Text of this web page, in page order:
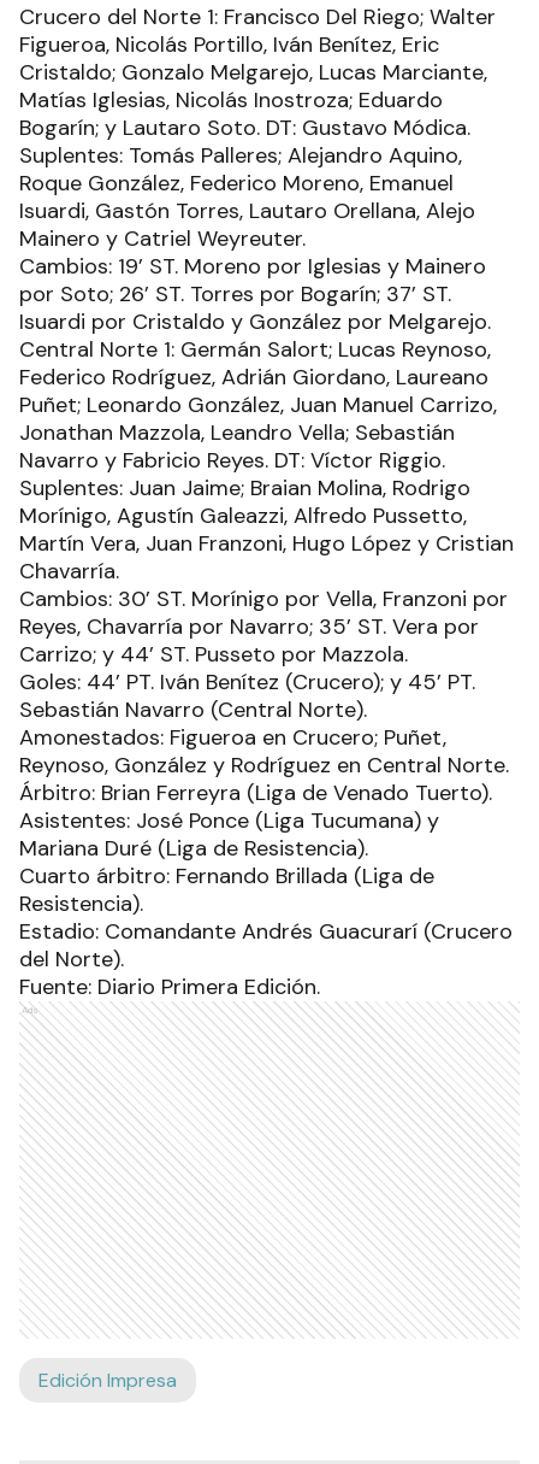
Crucero del Norte 1: Francisco Del Riego; Walter
Figueroa, Nicolás Portillo, Iván Benítez, Eric
Cristaldo; Gonzalo Melgarejo, Lucas Marciante,
Matías Iglesias, Nicolás Inostroza; Eduardo
Bogarín; y Lautaro Soto. DT: Gustavo Módica.
Suplentes: Tomás Palleres; Alejandro Aquino,
Roque González, Federico Moreno, Emanuel
Isuardi, Gastón Torres, Lautaro Orellana, Alejo
Mainero y Catriel Weyreuter.
Cambios: 19’ ST. Moreno por Iglesias y Mainero
por Soto; 26’ ST. Torres por Bogarín; 37’ ST.
Isuardi por Cristaldo y González por Melgarejo.
Central Norte 1: Germán Salort; Lucas Reynoso,
Federico Rodríguez, Adrián Giordano, Laureano
Puñet; Leonardo González, Juan Manuel Carrizo,
Jonathan Mazzola, Leandro Vella; Sebastián
Navarro y Fabricio Reyes. DT: Víctor Riggio.
Suplentes: Juan Jaime; Braian Molina, Rodrigo
Morínigo, Agustín Galeazzi, Alfredo Pussetto,
Martín Vera, Juan Franzoni, Hugo López y Cristian
Chavarría.
Cambios: 30’ ST. Morínigo por Vella, Franzoni por
Reyes, Chavarría por Navarro; 35’ ST. Vera por
Carrizo; y 44’ ST. Pusseto por Mazzola.
Goles: 44’ PT. Iván Benítez (Crucero); y 45’ PT.
Sebastián Navarro (Central Norte).
Amonestados: Figueroa en Crucero; Puñet,
Reynoso, González y Rodríguez en Central Norte.
Árbitro: Brian Ferreyra (Liga de Venado Tuerto).
Asistentes: José Ponce (Liga Tucumana) y
Mariana Duré (Liga de Resistencia).
Cuarto árbitro: Fernando Brillada (Liga de
Resistencia).
Estadio: Comandante Andrés Guacurarí (Crucero
del Norte).
Fuente: Diario Primera Edición.
Ads
Edición Impresa